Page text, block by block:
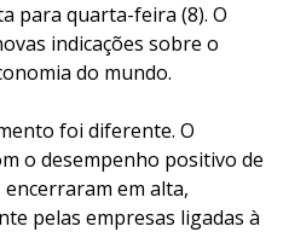
para quarta-feira (8). O
indicações sobre o
do mundo.
foi diferente. O
o desempenho positivo de
em alta,
pelas empresas ligadas à